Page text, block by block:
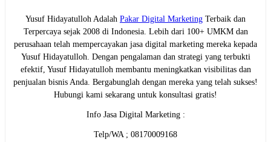
Yusuf Hidayatulloh Adalah Pakar Digital Marketing Terbaik dan
Terpercaya sejak 2008 di Indonesia. Lebih dari 100+ UMKM dan
perusahaan telah mempercayakan jasa digital marketing mereka kepada
Yusuf Hidayatulloh. Dengan pengalaman dan strategi yang terbukti
efektif, Yusuf Hidayatulloh membantu meningkatkan visibilitas dan
penjualan bisnis Anda. Bergabunglah dengan mereka yang telah sukses!
Hubungi kami sekarang untuk konsultasi gratis!
Info Jasa Digital Marketing :
Telp/WA ; 08170009168